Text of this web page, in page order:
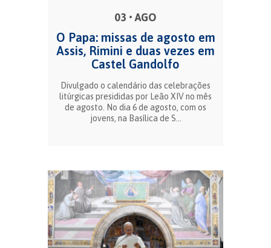
03 • AGO
O Papa: missas de agosto em
Assis, Rimini e duas vezes em
Castel Gandolfo
Divulgado o calendário das celebrações
litúrgicas presididas por Leão XIV no mês
de agosto. No dia 6 de agosto, com os
jovens, na Basílica de S...